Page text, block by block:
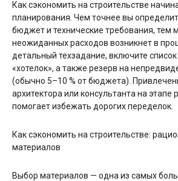
Как сэкономить на строительстве
планирования. Чем точнее вы
бюджет и технические требования, тем
неожиданных расходов возникнет в
детальный техзадание, включите
«хотелок», а также резерв на
(обычно 5–10 % от бюджета).
архитектора или консультанта на этапе
помогает избежать дорогих переделок.
Как сэкономить на строительстве:
материалов
Выбор материалов — одна из самых